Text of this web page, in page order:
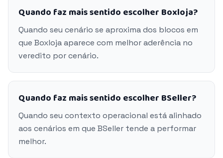
Quando faz mais sentido escolher Boxloja?
Quando seu cenário se aproxima dos blocos em
que Boxloja aparece com melhor aderência no
veredito por cenário.
Quando faz mais sentido escolher BSeller?
Quando seu contexto operacional está alinhado
aos cenários em que BSeller tende a performar
melhor.